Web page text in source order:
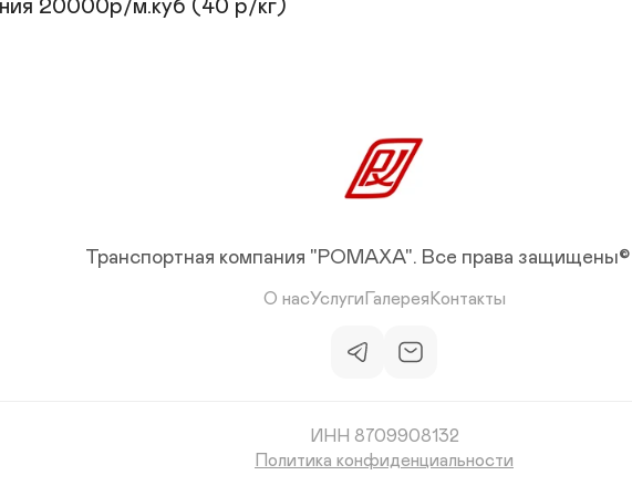
20000р/м.куб (40 р/кг)
Транспортная компания "РОМАХА". Все права
О насУслуги Галерея Контакты
ИНН 8709908132
Политика конфиденциальности